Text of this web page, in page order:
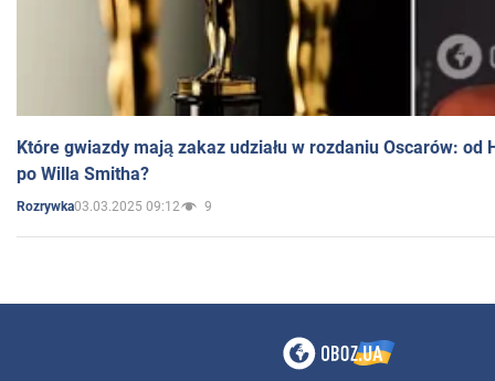
Które gwiazdy mają zakaz udziału w rozdaniu Oscarów: od
po Willa Smitha?
Rozrywka03.03.2025 09:12 9